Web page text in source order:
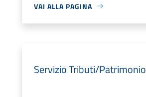
VAI ALLA PAGINA
Servizio Tributi/Patrimonio